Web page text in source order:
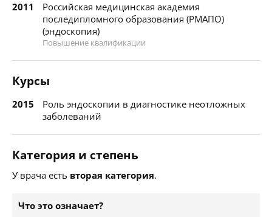
2011
Российская медицинская академия
последипломного образования (РМАПО)
(эндоскопия)
Повышение квалификации
Курсы
2015
Роль эндоскопии в диагностике неотложных
заболеваний
Категория и степень
У врача есть вторая категория.
Что это означает?